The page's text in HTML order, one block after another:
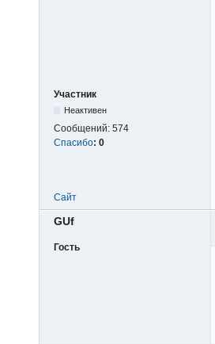
Участник
Неактивен
Сообщений: 574
Спасибо: 0
Сайт
GUf
Гость